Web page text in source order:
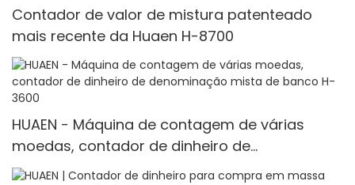
Contador de valor de mistura patenteado
mais recente da Huaen H-8700
HUAEN - Máquina de contagem de várias
moedas, contador de dinheiro de
denominação mista de banco H-3600